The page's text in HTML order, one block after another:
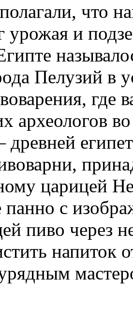
что
урожая и
Пелузий в
где
археологов
царицей
панно с
пиво через
напиток